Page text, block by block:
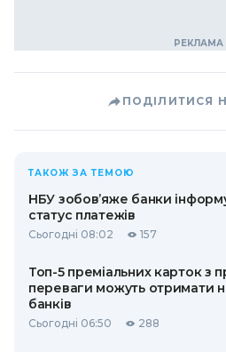
ПОДІЛИТИСЯ
ТАКОЖ ЗА ТЕМОЮ
НБУ зобов’яже банки
статус платежів
Сьогодні 08:02 157
Топ-5 преміальних карток з
переваги можуть отримати
банків
Сьогодні 06:50 288